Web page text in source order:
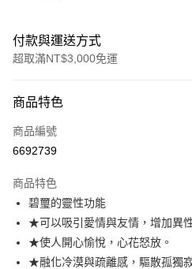
付款與運送方式
超取滿NT$3,000免運
信用卡一次付款
超商取貨付款
Apple Pay
街口支付
悠遊付
商品特色
商品編號
6692739
商品特色
碧璽的靈性功能
★可以吸引愛情與友情，增加異
★使人開心愉悅，心花怒放。
★融化冷漠與疏離感，驅散孤獨